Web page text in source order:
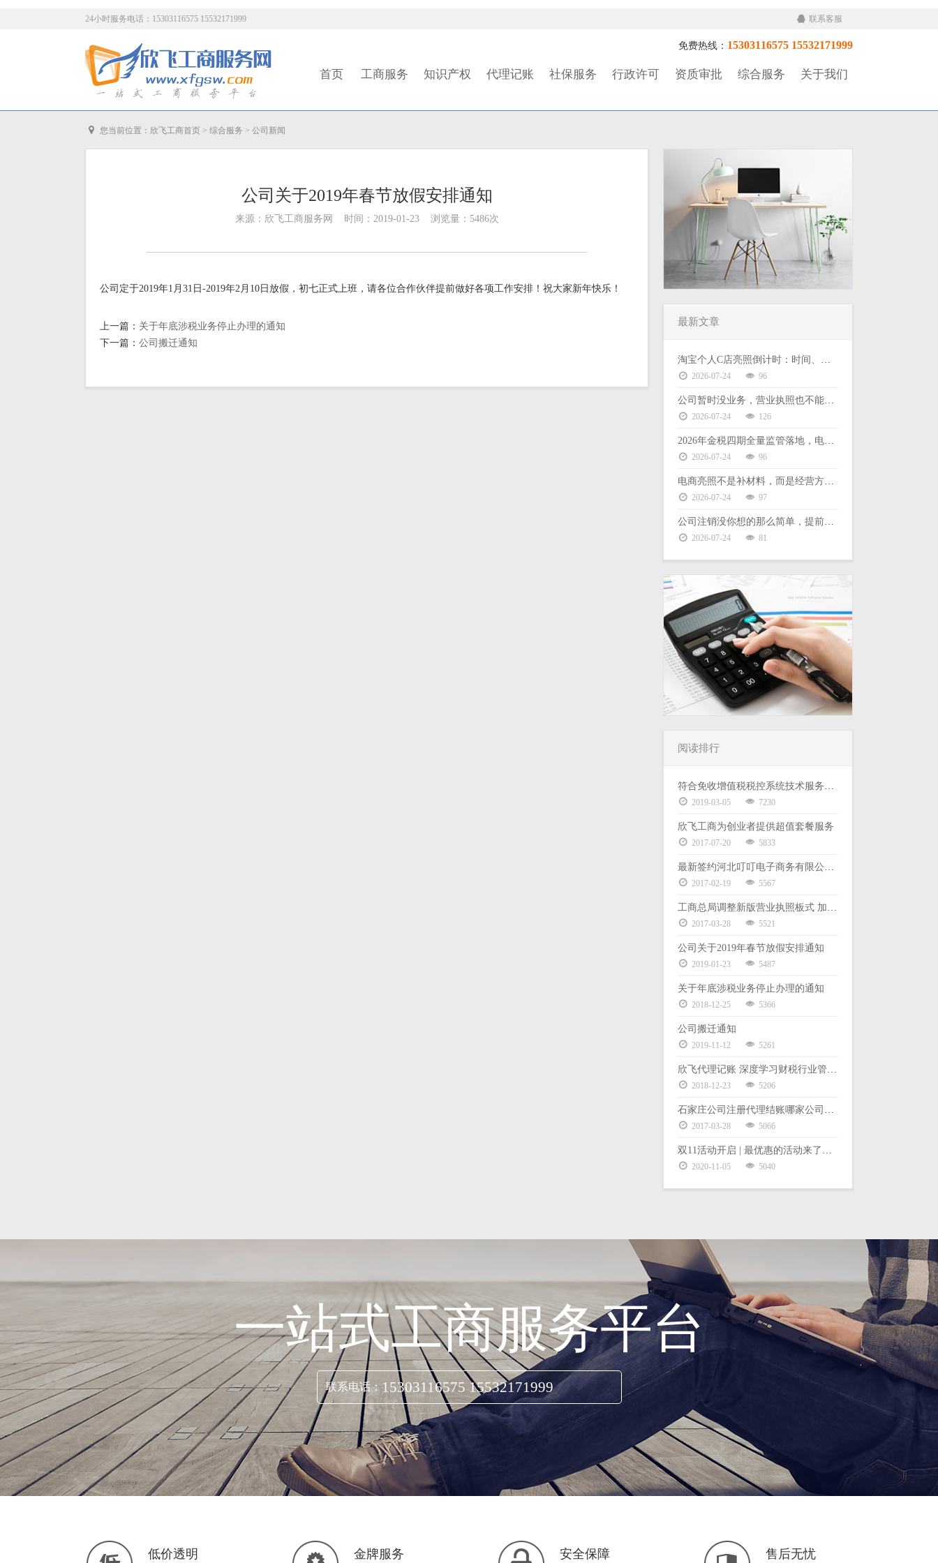
24小时服务电话：15303116575 15532171999 联系客服
首页 工商服务 知识产权 代理记账 社保服务 行政许可 资质审批 综合服务 关于我们
免费热线： 15303116575 15532171999
您当前位置： 欣飞工商首页 > 综合服务 > 公司新闻
公司关于2019年春节放假安排通知
来源：欣飞工商服务网 时间：2019-01-23 浏览量：5486次
公司定于2019年1月31日-2019年2月10日放假，初七正式上班，请各位合作伙伴提前做好各项工作安排！祝大家新年快乐！
上一篇： 关于年底涉税业务停止办理的通知
下一篇： 公司搬迁通知
最新文章
淘宝个人C店亮照倒计时：时间、后果、缺票难题一次说清
2026-07-24 96
公司暂时没业务，营业执照也不能放着不管
2026-07-24 126
2026年金税四期全量监管落地，电商财税合规没有侥幸空间
2026-07-24 96
电商亮照不是补材料，而是经营方式的选择
2026-07-24 97
公司注销没你想的那么简单，提前了解这些能少走弯路
2026-07-24 81
阅读排行
2019-03-05 7230
欣飞工商为创业者提供超值套餐服务
2017-07-20 5833
2017-02-19 5567
2017-03-28 5521
公司关于2019年春节放假安排通知
2019-01-23 5487
关于年底涉税业务停止办理的通知
2018-12-25 5366
公司搬迁通知
2019-11-12 5261
2018-12-23 5206
2017-03-28 5066
2020-11-05 5040
一站式工商服务平台
联系电话： 15303116575 15532171999
立即咨询
低价透明 金牌服务 安全保障 售后无忧